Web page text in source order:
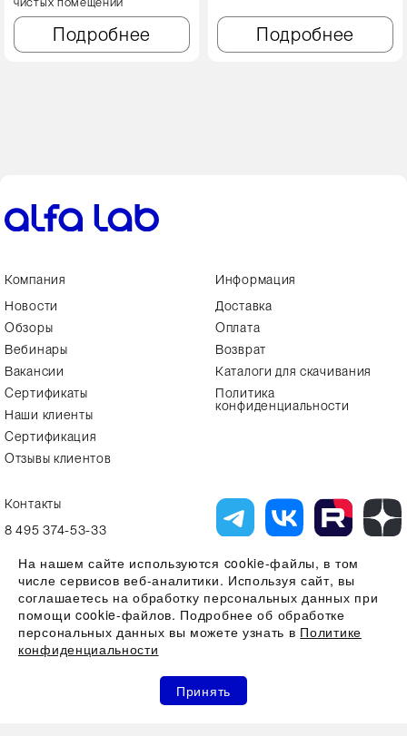
Избранное Сравнение
Подробнее Подробнее
Компания
Новости
Обзоры
Вебинары
Вакансии
Сертификаты
Наши клиенты
Сертификация
Отзывы клиентов
Информация
Доставка
Оплата
Возврат
Каталоги для скачивания
Политика
конфиденциальности
Контакты
8 495 374-53-33
Вся представленная на сайте информация, касающаяся технических
характеристик, наличия на складе, стоимости товаров, носит
информационный характер и ни при каких условиях не является
публичной офертой, определяемой положениями Статьи 437(2)
Гражданского кодекса РФ
Все права защищены 2026 © ООО "Компания Альфа-Лаб" ИНН
7731644966 | ОГРН 1107746123121
На нашем сайте используются cookie-файлы, в том
числе сервисов веб-аналитики. Используя сайт, вы
соглашаетесь на обработку персональных данных при
помощи cookie-файлов. Подробнее об обработке
персональных данных вы можете узнать в Политике
конфиденциальности
Принять